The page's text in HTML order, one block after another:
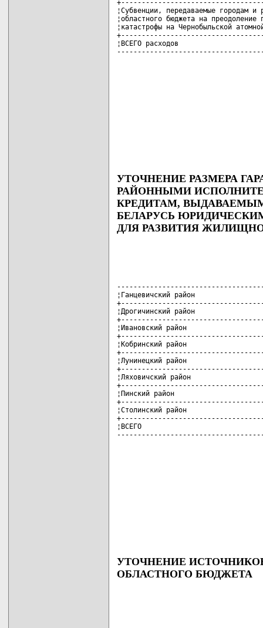
УТОЧНЕНИЕ РАЗМЕРА
РАЙОННЫМИ
КРЕДИТАМ,
БЕЛАРУСЬ
ДЛЯ РАЗВИТИЯ
¦Ганцевичский район
¦Дрогичинский район
¦Ивановский район
¦Кобринский район
¦Лунинецкий район
¦Ляховичский район
¦Пинский район
¦Столинский район
¦ВСЕГО
УТОЧНЕНИЕ
ОБЛАСТНОГО БЮДЖЕТА